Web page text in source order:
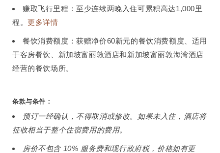
赚取飞行里程：至少连续两晚入住可累积高达1,000里
程。更多详情
餐饮消费额度：获赠净价60新元的餐饮消费额度、适用
于客房餐饮、新加坡富丽敦酒店和新加坡富丽敦海湾酒店
经营的餐饮场所。
条款与条件：
预订一经确认，不得取消或修改。如果未入住，酒店将
征收相当于整个住宿费用的费用。
房价不包含 10% 服务费和现行政府税，价格如有更